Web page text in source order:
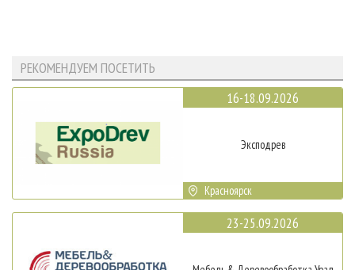
РЕКОМЕНДУЕМ ПОСЕТИТЬ
16-18.09.2026
Эксподрев
Красноярск
23-25.09.2026